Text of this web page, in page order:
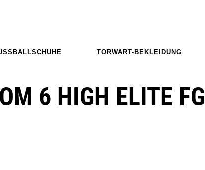
TORWART-BEKLEIDUNG
6 HIGH ELITE FG